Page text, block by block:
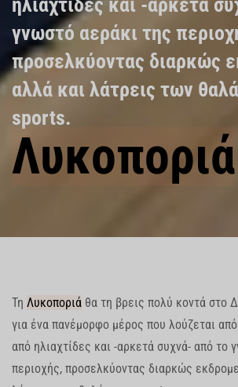
ηλιαχτίδες και -αρκετά
γνωστό αεράκι της
προσελκύοντας διαρκώς
αλλά και λάτρεις των
sports.
Λυκοποριά
Τη Λυκοποριά θα τη βρεις πολύ κοντά στο
για ένα πανέμορφο μέρος που λούζεται
από ηλιαχτίδες και -αρκετά συχνά- από το
περιοχής, προσελκύοντας διαρκώς